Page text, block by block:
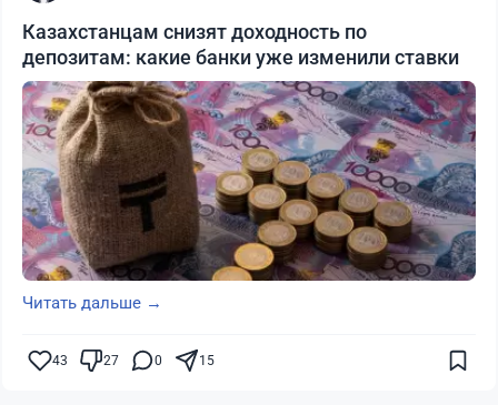
Казахстанцам снизят доходность по
депозитам: какие банки уже изменили ставки
Читать дальше →
43 27 0 15